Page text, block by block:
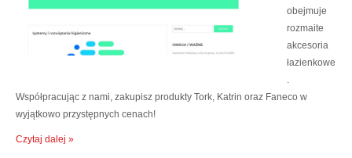
obejmuje
rozmaite
akcesoria
łazienkowe
Współpracując z nami, zakupisz produkty Tork, Katrin oraz Faneco w
wyjątkowo przystępnych cenach!
Czytaj dalej »